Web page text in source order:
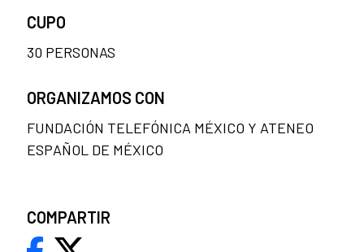
CUPO
30 PERSONAS
ORGANIZAMOS CON
FUNDACIÓN TELEFÓNICA MÉXICO Y ATENEO
ESPAÑOL DE MÉXICO
COMPARTIR